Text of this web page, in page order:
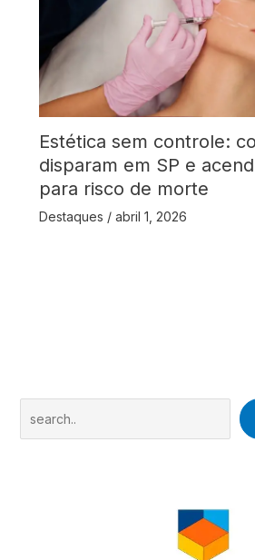
Estética sem controle:
disparam em SP e
para risco de morte
Destaques / abril 1, 2026